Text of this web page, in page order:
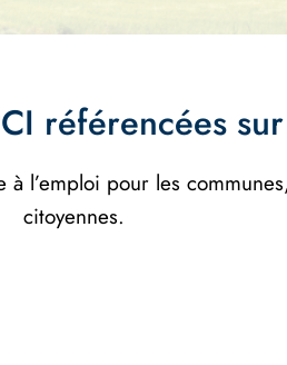
référencées
l’emploi pour les
citoyennes.